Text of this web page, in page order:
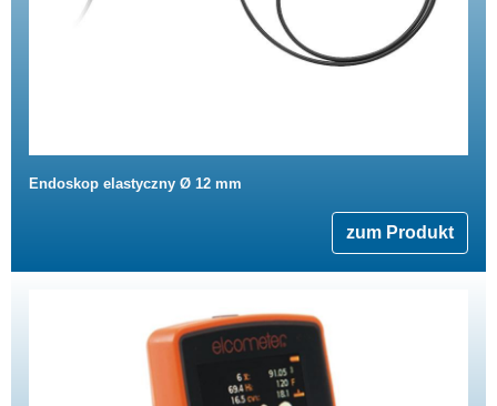
Endoskop elastyczny Ø 12 mm
zum Produkt